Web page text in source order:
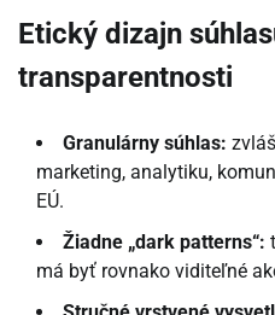
Etický dizajn
transparentnosti
Granulárny súhlas:
marketing, analytiku,
EÚ.
Žiadne „dark patterns“:
má byť rovnako viditeľné